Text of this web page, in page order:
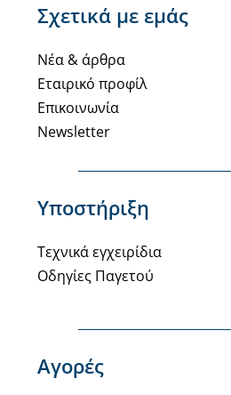
Σχετικά με εμάς
Νέα & άρθρα
Εταιρικό προφίλ
Επικοινωνία
Newsletter
Υποστήριξη
Τεχνικά εγχειρίδια
Οδηγίες Παγετού
Αγορές